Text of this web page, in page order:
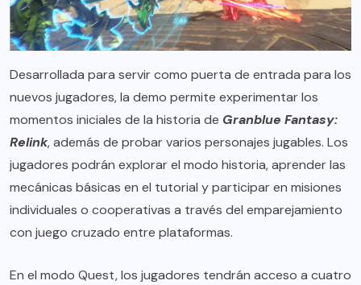
Desarrollada para servir como puerta de entrada para los
nuevos jugadores, la demo permite experimentar los
momentos iniciales de la historia de Granblue Fantasy:
Relink, además de probar varios personajes jugables. Los
jugadores podrán explorar el modo historia, aprender las
mecánicas básicas en el tutorial y participar en misiones
individuales o cooperativas a través del emparejamiento
con juego cruzado entre plataformas.
En el modo Quest, los jugadores tendrán acceso a cuatro